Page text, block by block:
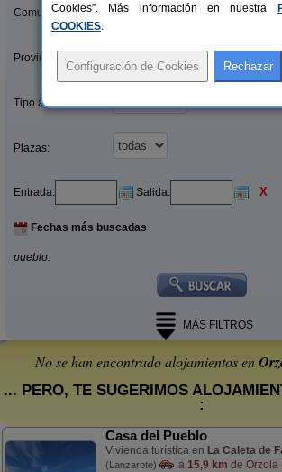
Comunidades:
Provincias/Islas:
Tipo alquiler:
Plazas:
Entrada: Salida: X
Fechas más buscadas
pueblo:
MÁS FILTROS
No se han encontrado alojamientos en
... PERO, TE SUGERIMOS
:
Casa del Pueblo
Vivienda turística en La Caleta de
(Lanzarote) a 15,9 km de Orzola
Cookies”. Más información en nuestra
COOKIES.